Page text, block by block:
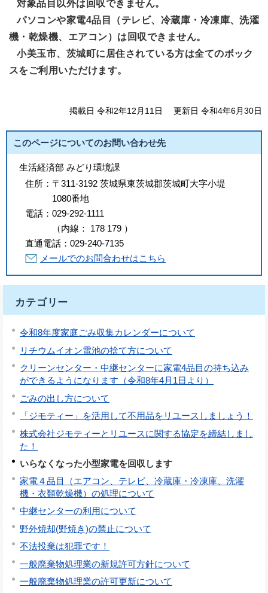
対象品目以外は回収できません。
パソコンや家電4品目（テレビ、冷蔵庫・冷凍庫、洗濯
機・乾燥機、エアコン）は回収できません。
小美玉市、茨城町に居住されている方は全てのボック
スをご利用いただけます。
掲載日 令和2年12月11日 更新日 令和4年6月30日
このページについてのお問い合わせ先
生活経済部 みどり環境課
住所： 〒311-3192 茨城県東茨城郡茨城町大字小堤
1080番地
電話： 029-292-1111
（内線 ： 178 179 ）
直通電話： 029-240-7135
メールでのお問合わせはこちら
カテゴリー
令和8年度家庭ごみ収集カレンダーについて
リチウムイオン電池の捨て方について
クリーンセンター・中継センターに家電4品目の持ち込み
ができるようになります（令和8年4月1日より）
ごみの出し方について
「ジモティー」を活用して不用品をリユースしましょう！
株式会社ジモティーとリユースに関する協定を締結しまし
た！
いらなくなった小型家電を回収します
家電４品目（エアコン、テレビ、冷蔵庫・冷凍庫、洗濯
機・衣類乾燥機）の処理について
中継センターの利用について
野外焼却(野焼き)の禁止について
不法投棄は犯罪です！
一般廃棄物処理業の新規許可方針について
一般廃棄物処理業の許可更新について